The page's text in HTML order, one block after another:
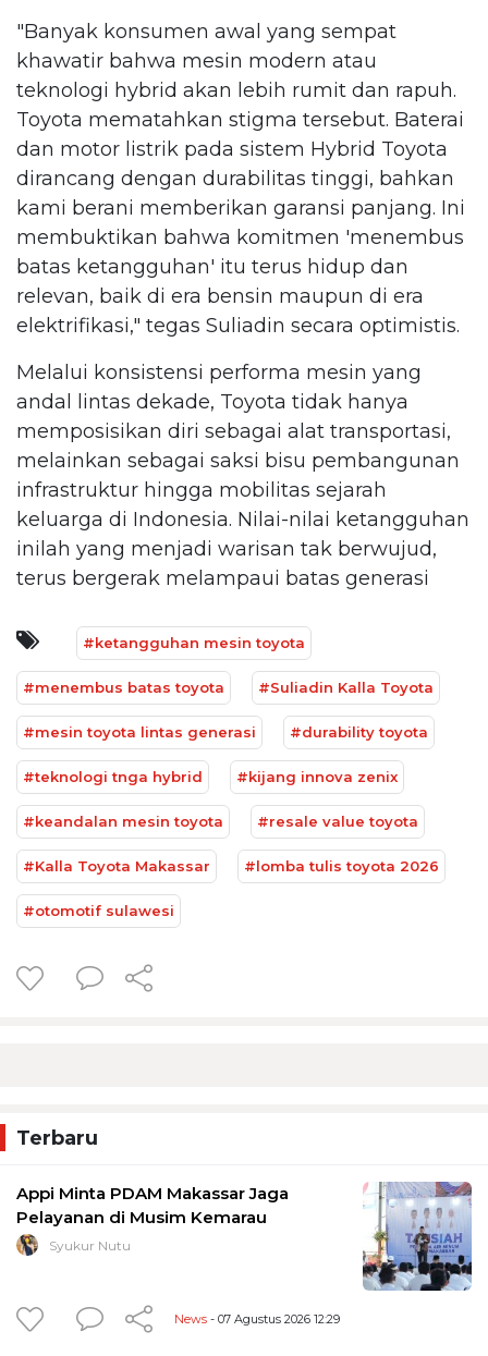
"Banyak konsumen awal yang sempat
khawatir bahwa mesin modern atau
teknologi hybrid akan lebih rumit dan rapuh.
Toyota mematahkan stigma tersebut. Baterai
dan motor listrik pada sistem Hybrid Toyota
dirancang dengan durabilitas tinggi, bahkan
kami berani memberikan garansi panjang. Ini
membuktikan bahwa komitmen 'menembus
batas ketangguhan' itu terus hidup dan
relevan, baik di era bensin maupun di era
elektrifikasi," tegas Suliadin secara optimistis.
Melalui konsistensi performa mesin yang
andal lintas dekade, Toyota tidak hanya
memposisikan diri sebagai alat transportasi,
melainkan sebagai saksi bisu pembangunan
infrastruktur hingga mobilitas sejarah
keluarga di Indonesia. Nilai-nilai ketangguhan
inilah yang menjadi warisan tak berwujud,
terus bergerak melampaui batas generasi
#ketangguhan mesin toyota
#menembus batas toyota #Suliadin Kalla Toyota
#mesin toyota lintas generasi #durability toyota
#teknologi tnga hybrid #kijang innova zenix
#keandalan mesin toyota #resale value toyota
#Kalla Toyota Makassar #lomba tulis toyota 2026
#otomotif sulawesi
Terbaru
Appi Minta PDAM Makassar Jaga
Pelayanan di Musim Kemarau
Syukur Nutu
News - 07 Agustus 2026 12:29